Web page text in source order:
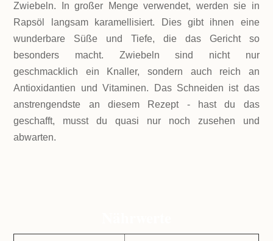
Zwiebeln. In großer Menge verwendet, werden sie in
Rapsöl langsam karamellisiert. Dies gibt ihnen eine
wunderbare Süße und Tiefe, die das Gericht so
besonders macht. Zwiebeln sind nicht nur
geschmacklich ein Knaller, sondern auch reich an
Antioxidantien und Vitaminen. Das Schneiden ist das
anstrengendste an diesem Rezept - hast du das
geschafft, musst du quasi nur noch zusehen und
abwarten.